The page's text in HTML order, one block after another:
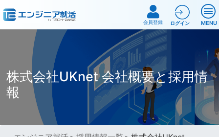
MENU
会員登録 ログイン
株式会社UKnet 会社概要と採用情
報